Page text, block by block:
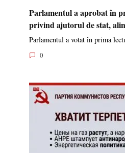
Parlamentul a aprobat în
privind ajutorul de stat,
Parlamentul a votat în prima
0